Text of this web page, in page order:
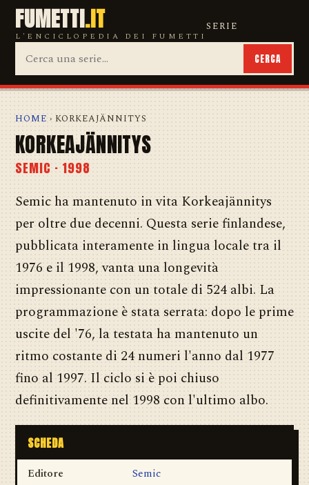
FUMETTI.IT
L'ENCICLOPEDIA DEI FUMETTI
SERIE
CERCA
HOME › KORKEAJÄNNITYS
KORKEAJÄNNITYS
SEMIC · 1998
Semic ha mantenuto in vita Korkeajännitys
per oltre due decenni. Questa serie finlandese,
pubblicata interamente in lingua locale tra il
1976 e il 1998, vanta una longevità
impressionante con un totale di 524 albi. La
programmazione è stata serrata: dopo le prime
uscite del '76, la testata ha mantenuto un
ritmo costante di 24 numeri l'anno dal 1977
fino al 1997. Il ciclo si è poi chiuso
definitivamente nel 1998 con l'ultimo albo.
SCHEDA
Editore
Semic